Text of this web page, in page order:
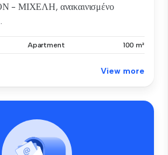
- ΜΙΧΕΛΗ, ανακαινισμένο
Apartment 100 m²
View more